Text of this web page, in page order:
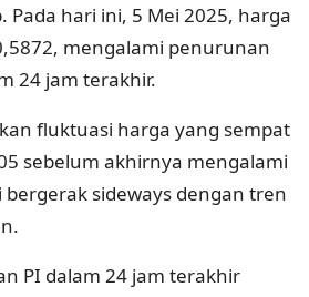
Pada hari ini, 5 Mei 2025, harga
mengalami penurunan
24 jam terakhir.
fluktuasi harga yang sempat
sebelum akhirnya mengalami
sideways dengan tren
PI dalam 24 jam terakhir